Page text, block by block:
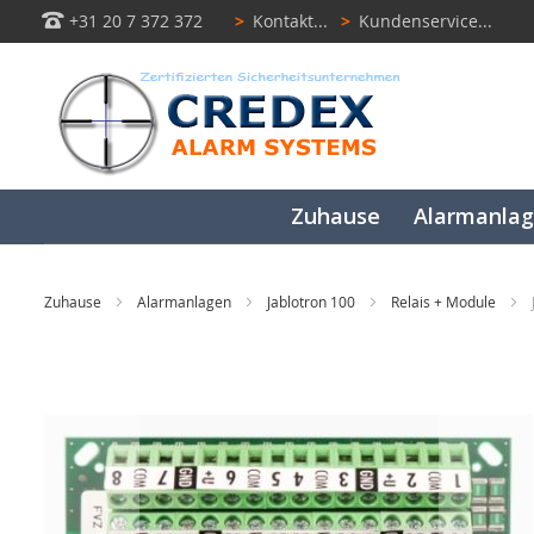
+31 20 7 372 372 > Kontakt... > Kundenservice...
Zuhause
Zuhause Alarmanlagen Jablotron 100 Relais + Module
springen